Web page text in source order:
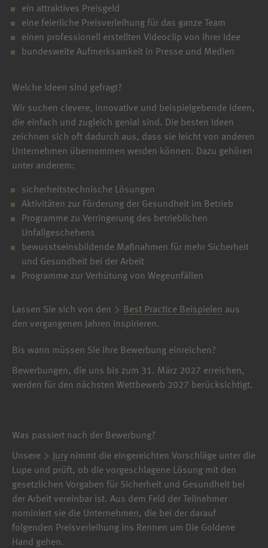
ein attraktives Preisgeld
eine feierliche Preisverleihung für das ganze Team
einen professionell erstellten Videoclip von Ihrer Idee
bundesweite Aufmerksamkeit in Presse und Medien
Welche Ideen sind gefragt?
Wir suchen clevere, innovative und beispielgebende Ideen,
die einfach und zugleich genial sind. Die besten Ideen
zeichnen sich oft dadurch aus, dass sie leicht von anderen
Unternehmen übernommen werden können. Dazu gehören
unter anderem:
sicherheitstechnische Lösungen
Aktivitäten zur Förderung der Gesundheit im Betrieb
Programme zu Verringerung des betrieblichen
Unfallgeschehens
bewusstseinsbildende Maßnahmen für mehr Sicherheit
und Gesundheit bei der Arbeit
Programme zur Verhütung von Wegeunfällen
Lassen Sie sich von den Best Practice Beispielen aus
den vergangenen Jahren inspirieren.
Bis wann müssen Sie Ihre Bewerbung einreichen?
Bewerbungen, die uns bis zum 31. März 2027 erreichen,
werden für den nächsten Wettbewerb 2027 berücksichtigt.
Was passiert nach der Bewerbung?
Unsere Jury nimmt die eingereichten Vorschläge unter die
Lupe und prüft, ob die vorgeschlagene Lösung mit den
gesetzlichen Vorgaben für Sicherheit und Gesundheit bei
der Arbeit vereinbar ist. Aus dem Feld der Teilnehmer
nominiert sie die Unternehmen, die bei der darauf
folgenden Preisverleihung ins Rennen um Die Goldene
Hand gehen.